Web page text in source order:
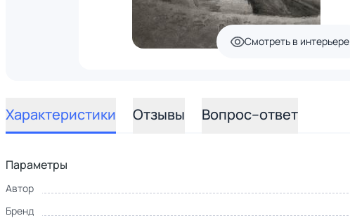
Смотреть в интерьере
Характеристики Отзывы Вопрос–ответ
Параметры
Автор
Бренд